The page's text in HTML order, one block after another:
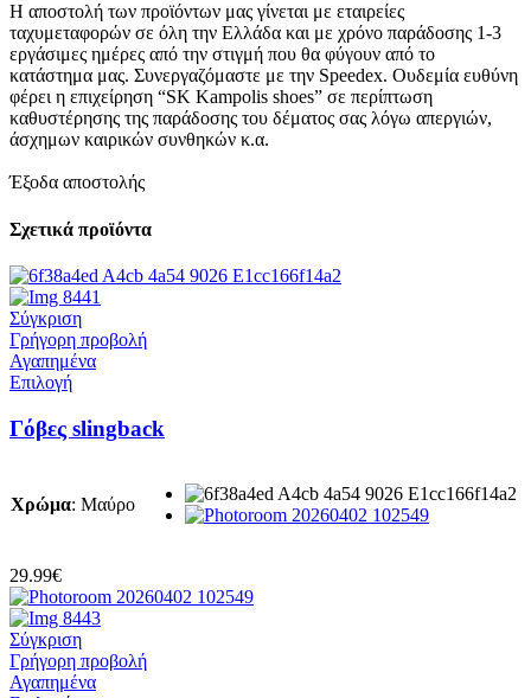
Η αποστολή των προϊόντων μας γίνεται με εταιρείες
ταχυμεταφορών σε όλη την Ελλάδα και με χρόνο παράδοσης 1-3
εργάσιμες ημέρες από την στιγμή που θα φύγουν από το
κατάστημα μας. Συνεργαζόμαστε με την Speedex. Oυδεμία ευθύνη
φέρει η επιχείρηση “SK Kampolis shoes” σε περίπτωση
καθυστέρησης της παράδοσης του δέματος σας λόγω απεργιών,
άσχημων καιρικών συνθηκών κ.α.
Έξοδα αποστολής
Σχετικά προϊόντα
Σύγκριση
Γρήγορη προβολή
Αγαπημένα
ΕπιλογήΑυτό
προϊόν
έχει
Οι
επιλεγούν
στη
σελίδα
του
προϊόντος
Γόβες slingback
Χρώμα: Μαύρο
29.99€
Σύγκριση
Γρήγορη προβολή
Αγαπημένα